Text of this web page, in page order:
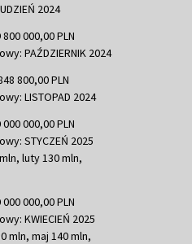
2024
000,00 PLN
PAŹDZIERNIK 2024
800,00 PLN
LISTOPAD 2024
000,00 PLN
STYCZEŃ 2025
luty 130 mln,
000,00 PLN
KWIECIEŃ 2025
mln, maj 140 mln,